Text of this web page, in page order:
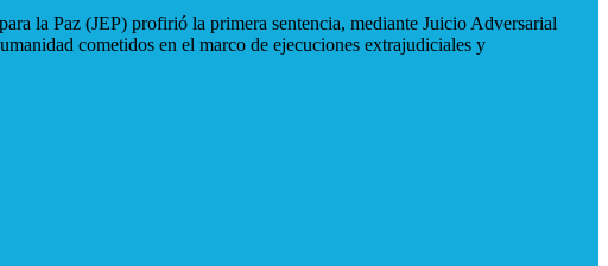
la Paz (JEP) profirió la primera sentencia, mediante Juicio Adversarial
cometidos en el marco de ejecuciones extrajudiciales y